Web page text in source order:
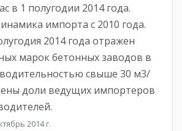
в 1 полугодии 2014 года.
импорта с 2010 года.
2014 года отражен
марок бетонных заводов в
свыше 30 м3/
доли ведущих импортеров
2014 г.